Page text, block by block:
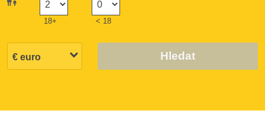
18+ < 18
Hledat